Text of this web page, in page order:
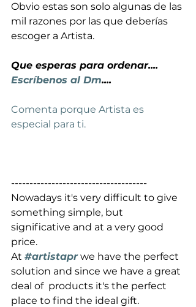
Obvio estas son solo algunas de las
mil razones por las que deberías
escoger a Artista.
Que esperas para ordenar....
Escríbenos al Dm....
Comenta porque Artista es
especial para ti.
-------------------------------------
Nowadays it's very difficult to give
something simple, but
significative and at a very good
price.
At #artistapr we have the perfect
solution and since we have a great
deal of  products it's the perfect
place to find the ideal gift.